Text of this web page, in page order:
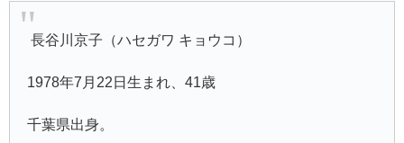
長谷川京子（ハセガワ キョウコ）
1978年7月22日生まれ、41歳
千葉県出身。